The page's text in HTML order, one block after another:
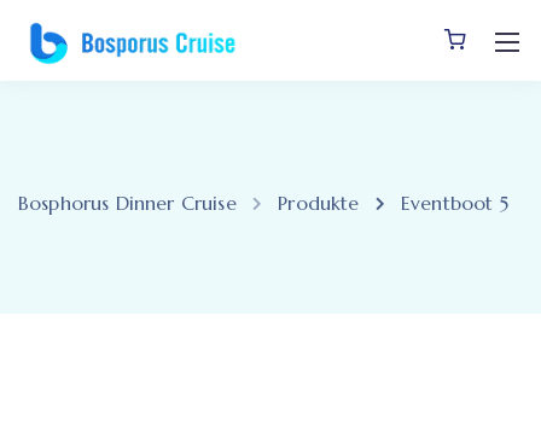
Bosphorus Dinner Cruise Produkte Eventboot 5